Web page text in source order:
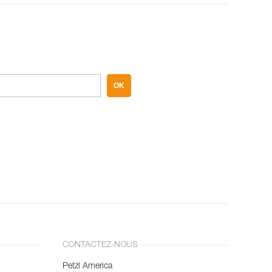
OK
CONTACTEZ-NOUS
Petzl America